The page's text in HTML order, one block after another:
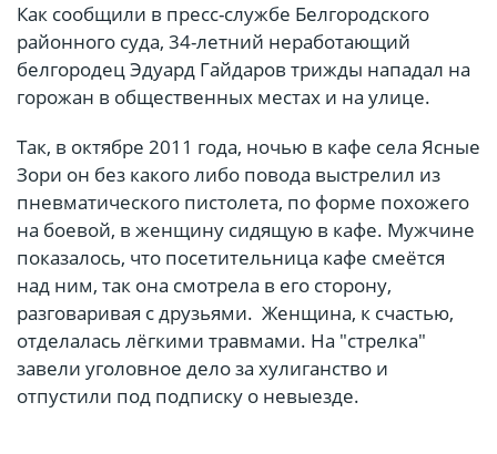
Как сообщили в пресс-службе Белгородского
районного суда, 34-летний неработающий
белгородец Эдуард Гайдаров трижды нападал на
горожан в общественных местах и на улице.
Так, в октябре 2011 года, ночью в кафе села Ясные
Зори он без какого либо повода выстрелил из
пневматического пистолета, по форме похожего
на боевой, в женщину сидящую в кафе. Мужчине
показалось, что посетительница кафе смеётся
над ним, так она смотрела в его сторону,
разговаривая с друзьями. Женщина, к счастью,
отделалась лёгкими травмами. На "стрелка"
завели уголовное дело за хулиганство и
отпустили под подписку о невыезде.